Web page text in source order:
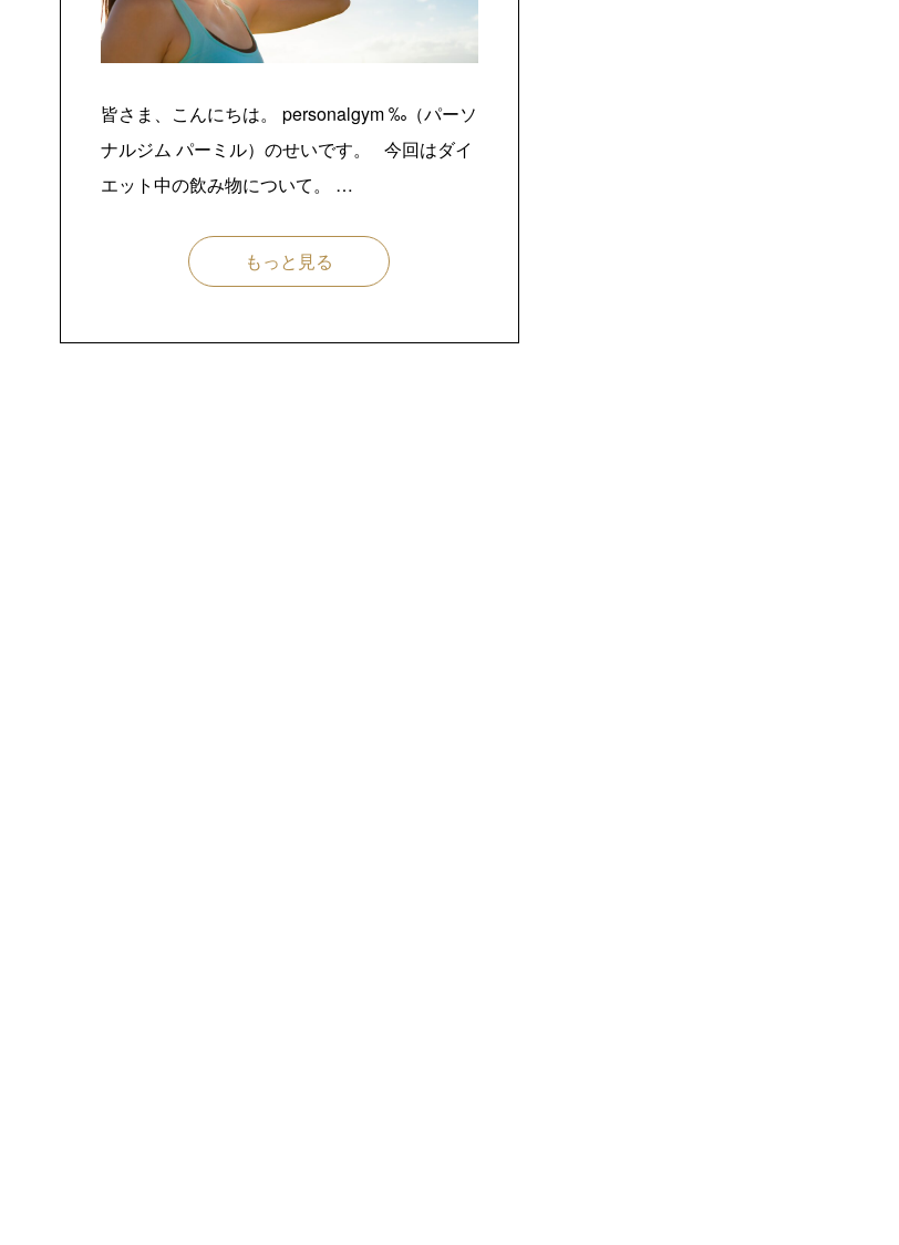
皆さま、こんにちは。 personalgym ‰（パーソ
ナルジム パーミル）のせいです。 今回はダイ
エット中の飲み物について。 …
もっと見る